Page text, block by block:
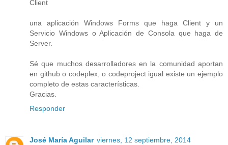
Client
una aplicación Windows Forms que haga Client y un
Servicio Windows o Aplicación de Consola que haga de
Server.
Sé que muchos desarrolladores en la comunidad aportan
en github o codeplex, o codeproject igual existe un ejemplo
completo de estas características.
Gracias.
Responder
José María Aguilar viernes, 12 septiembre, 2014